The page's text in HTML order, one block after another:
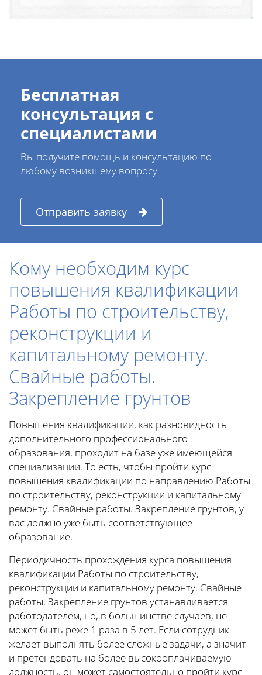
Бесплатная
консультация с
специалистами
Вы получите помощь и консультацию по
любому возникшему вопросу
Отправить заявку
Кому необходим курс
повышения квалификации
Работы по строительству,
реконструкции и
капитальному ремонту.
Свайные работы.
Закрепление грунтов
Повышения квалификации, как разновидность
дополнительного профессионального
образования, проходит на базе уже имеющейся
специализации. То есть, чтобы пройти курс
повышения квалификации по направлению Работы
по строительству, реконструкции и капитальному
ремонту. Свайные работы. Закрепление грунтов, у
вас должно уже быть соответствующее
образование.
Периодичность прохождения курса повышения
квалификации Работы по строительству,
реконструкции и капитальному ремонту. Свайные
работы. Закрепление грунтов устанавливается
работодателем, но, в большинстве случаев, не
может быть реже 1 раза в 5 лет. Если сотрудник
желает выполнять более сложные задачи, а значит
и претендовать на более высокооплачиваемую
должность, он может самостоятельно пройти курс